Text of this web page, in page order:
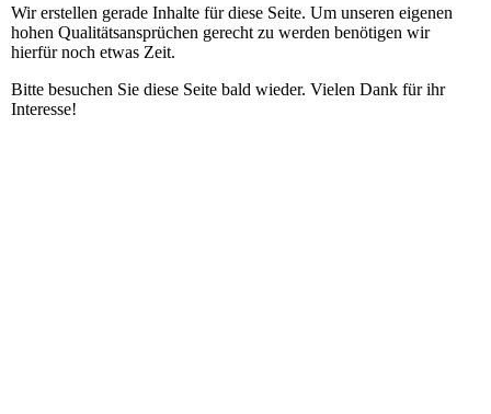
Wir erstellen gerade Inhalte für diese Seite. Um unseren eigenen
hohen Qualitätsansprüchen gerecht zu werden benötigen wir
hierfür noch etwas Zeit.
Bitte besuchen Sie diese Seite bald wieder. Vielen Dank für ihr
Interesse!